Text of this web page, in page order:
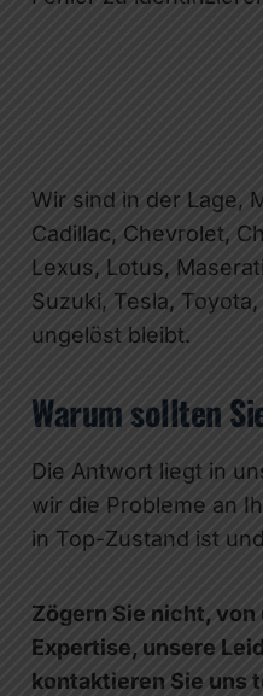
Wir sind in der Lage,
Cadillac, Chevrolet,
Lexus, Lotus,
Suzuki, Tesla,
ungelöst bleibt.
Warum sollten
Die Antwort liegt in
wir die Probleme an
in Top-Zustand ist
Zögern Sie nicht,
Expertise, unsere
kontaktieren Sie uns